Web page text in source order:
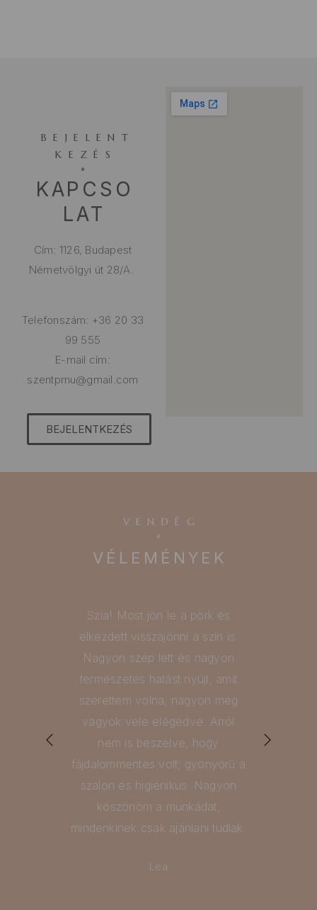
BEJELENT
KEZÉS
KAPCSO
LAT
Cím: 1126, Budapest
Németvölgyi út 28/A.
Telefonszám: +36 20 33
99 555
E-mail cím:
szentpmu@gmail.com
BEJELENTKEZÉS
VENDÉG
VÉLEMÉNYEK
Szia! Most jön le a pörk és
elkezdett visszajönni a szín is.
Nagyon szép lett és nagyon
természetes hatást nyújt, amit
szerettem volna, nagyon meg
vagyok vele elégedve. Arról
nem is beszélve, hogy
fájdalommentes volt, gyönyörű a
szalon és higiénikus. Nagyon
köszönöm a munkádat,
mindenkinek csak ajánlani tudlak.
Lea